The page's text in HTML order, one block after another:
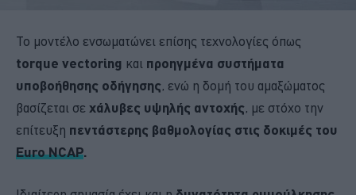
Το μοντέλο ενσωματώνει επίσης τεχνολογίες όπως
torque vectoring και προηγμένα συστήματα
υποβοήθησης οδήγησης, ενώ η δομή του αμαξώματος
βασίζεται σε χάλυβες υψηλής αντοχής, με στόχο την
επίτευξη πεντάστερης βαθμολογίας στις δοκιμές του
Euro NCAP.